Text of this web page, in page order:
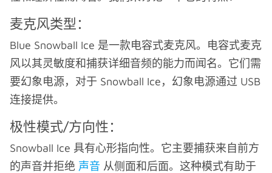
麦克风类型：
Blue Snowball Ice 是一款电容式麦克风。电容式麦克
风以其灵敏度和捕获详细音频的能力而闻名。它们需
要幻象电源，对于 Snowball Ice，幻象电源通过 USB
连接提供。
极性模式/方向性：
Snowball Ice 具有心形指向性。它主要捕获来自前方
的声音并拒绝 声音 从侧面和后面。这种模式有助于